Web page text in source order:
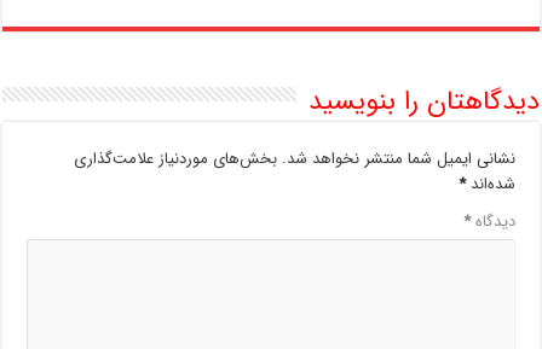
دیدگاهتان را بنویسید
نشانی ایمیل شما منتشر نخواهد شد. بخش‌های موردنیاز علامت‌گذاری
شده‌اند*
دیدگاه*